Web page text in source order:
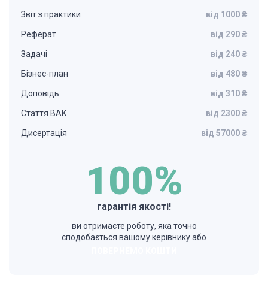
Звіт з практики від 1000 ₴
Реферат від 290 ₴
Задачі від 240 ₴
Бізнес-план від 480 ₴
Доповідь від 310 ₴
Стаття ВАК від 2300 ₴
Дисертація від 57000 ₴
100%
гарантія якості!
ви отримаєте роботу, яка точно
сподобається вашому керівнику або